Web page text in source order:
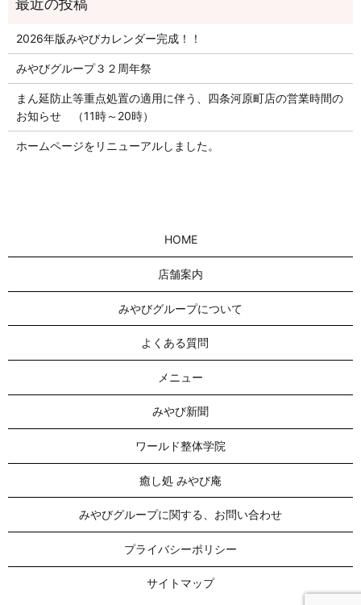
2026年版みやびカレンダー完成！！
みやびグループ３２周年祭
まん延防止等重点処置の適用に伴う、四条河原町店の営業時間の
お知らせ （11時～20時）
ホームページをリニューアルしました。
HOME
店舗案内
みやびグループについて
よくある質問
メニュー
みやび新聞
ワールド整体学院
癒し処 みやび庵
みやびグループに関する、お問い合わせ
プライバシーポリシー
サイトマップ